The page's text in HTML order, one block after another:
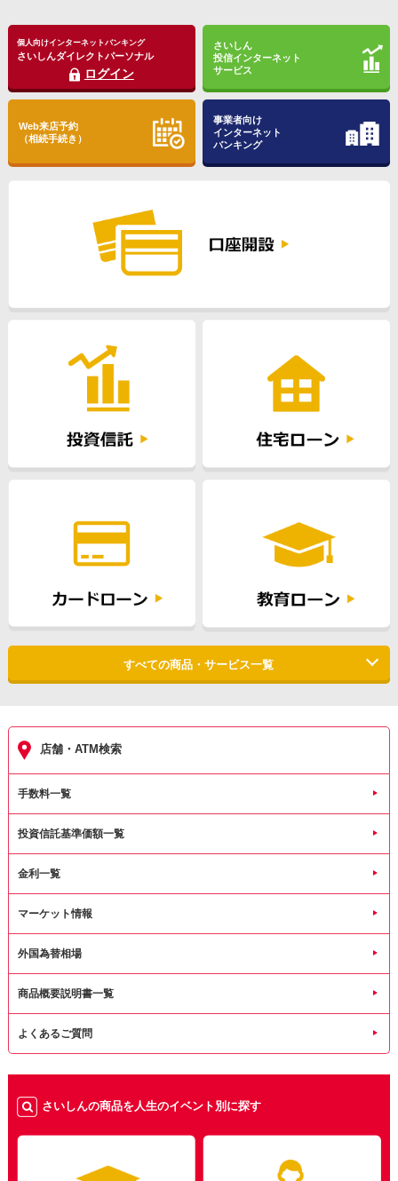
店舗・ATMに関するお知らせを更新しました（2026年4月
23日）
個人向けインターネットバンキング
さいしんダイレクトパーソナル
ログイン
さいしん
投信インターネット
サービス
Web来店予約
（相続手続き）
事業者向け
インターネット
バンキング
すべての商品・サービス一覧
店舗・ATM検索
手数料一覧
投資信託基準価額一覧
金利一覧
マーケット情報
外国為替相場
商品概要説明書一覧
よくあるご質問
さいしんの商品を人生のイベント別に探す